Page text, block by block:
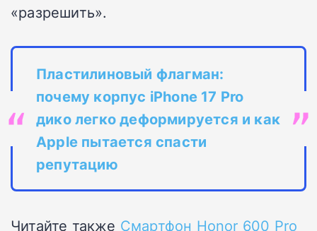
«разрешить».
Пластилиновый флагман:
почему корпус iPhone 17 Pro
дико легко деформируется и как
Apple пытается спасти
репутацию
Читайте также Смартфон Honor 600 Pro